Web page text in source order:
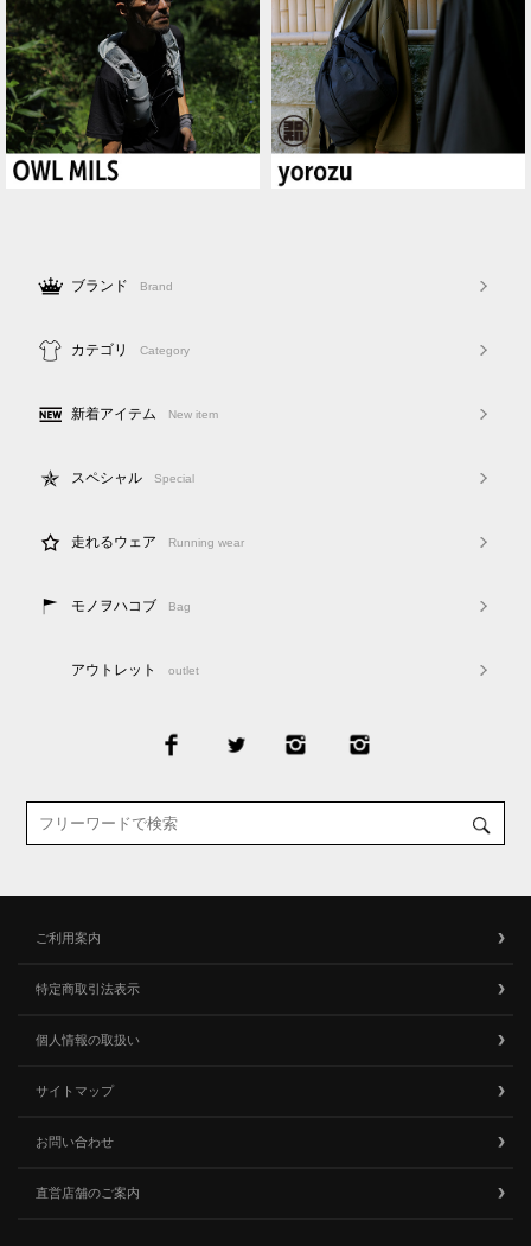
ブランド Brand
カテゴリ Category
新着アイテム New item
スペシャル Special
走れるウェア Running wear
モノヲハコブ Bag
アウトレット outlet
ご利用案内
特定商取引法表示
個人情報の取扱い
サイトマップ
お問い合わせ
直営店舗のご案内